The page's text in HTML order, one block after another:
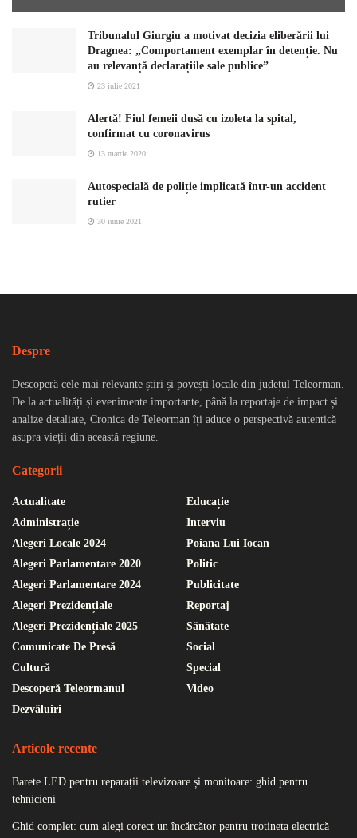
Tribunalul Giurgiu a motivat decizia eliberării lui
Dragnea: „Comportament exemplar în detenție. Nu
au relevanță declarațiile sale publice”
23 iulie 2021
Alertă! Fiul femeii dusă cu izoleta la spital,
confirmat cu coronavirus
13 martie 2020
Autospecială de poliție implicată într-un accident
rutier
30 iunie 2021
Despre
Descoperă cele mai relevante știri și povești locale din județul Teleorman.
De la actualități și evenimente importante, până la reportaje de impact și
analize detaliate, Cronica de Teleorman îți aduce o perspectivă autentică
asupra vieții din această regiune.
Categorii
Actualitate
Administrație
Alegeri Locale 2024
Alegeri Parlamentare 2020
Alegeri Parlamentare 2024
Alegeri Prezidențiale
Alegeri Prezidențiale 2025
Comunicate De Presă
Cultură
Descoperă Teleormanul
Dezvăluiri
Educație
Interviu
Poiana Lui Iocan
Politic
Publicitate
Reportaj
Sănătate
Social
Special
Video
Articole recente
Barete LED pentru reparații televizoare și monitoare: ghid pentru
tehnicieni
Ghid complet: cum alegi corect un încărcător pentru trotineta electrică